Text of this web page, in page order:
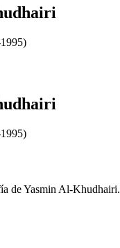
de Yasmin Al-Khudhairi.